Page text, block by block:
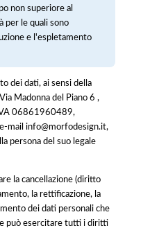
non superiore al
per le quali sono
e l'espletamento
dei dati, ai sensi della
Madonna del Piano 6 ,
06861960489,
mail info@morfodesign.it,
persona del suo legale
la cancellazione (diritto
la rettificazione, la
dei dati personali che
può esercitare tutti i diritti